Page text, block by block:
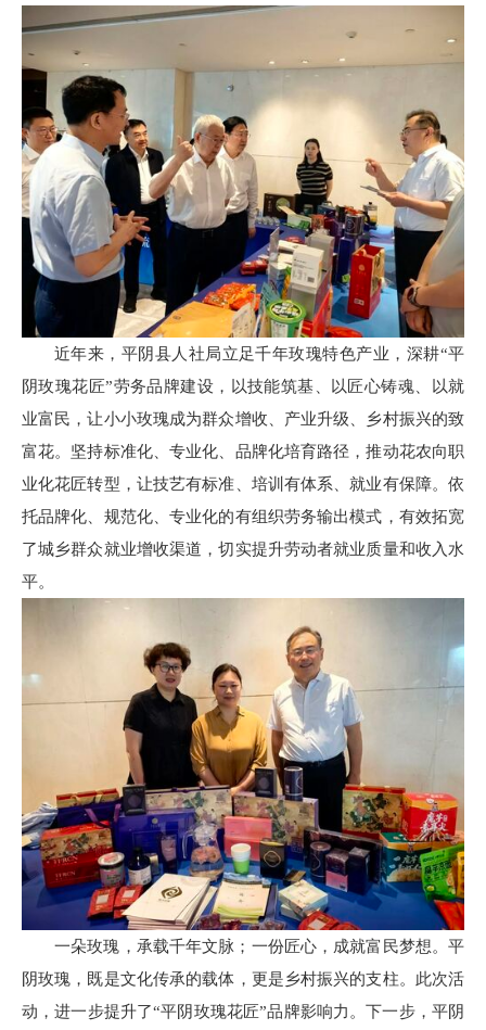
近年来，平阴县人社局立足千年玫瑰特色产业，深耕“平
阴玫瑰花匠”劳务品牌建设，以技能筑基、以匠心铸魂、以就
业富民，让小小玫瑰成为群众增收、产业升级、乡村振兴的致
富花。坚持标准化、专业化、品牌化培育路径，推动花农向职
业化花匠转型，让技艺有标准、培训有体系、就业有保障。依
托品牌化、规范化、专业化的有组织劳务输出模式，有效拓宽
了城乡群众就业增收渠道，切实提升劳动者就业质量和收入水
平。
一朵玫瑰，承载千年文脉；一份匠心，成就富民梦想。平
阴玫瑰，既是文化传承的载体，更是乡村振兴的支柱。此次活
动，进一步提升了“平阴玫瑰花匠”品牌影响力。下一步，平阴